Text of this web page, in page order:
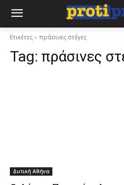
Ετικέτες πράσινες στέγες
Tag: πράσινες
Δυτική Αθήνα